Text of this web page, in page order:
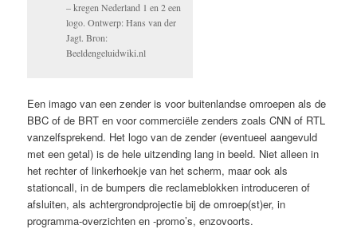
– kregen Nederland 1 en 2 een
logo. Ontwerp: Hans van der
Jagt. Bron:
Beeldengeluidwiki.nl
Een imago van een zender is voor buitenlandse omroepen als de
BBC of de BRT en voor commerciële zenders zoals CNN of RTL
vanzelfsprekend. Het logo van de zender (eventueel aangevuld
met een getal) is de hele uitzending lang in beeld. Niet alleen in
het rechter of linkerhoekje van het scherm, maar ook als
stationcall, in de bumpers die reclameblokken introduceren of
afsluiten, als achtergrondprojectie bij de omroep(st)er, in
programma-overzichten en -promo’s, enzovoorts.